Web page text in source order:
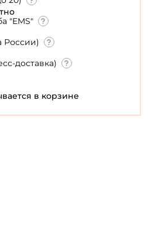
"EMS"
России)
доставка)
в корзине